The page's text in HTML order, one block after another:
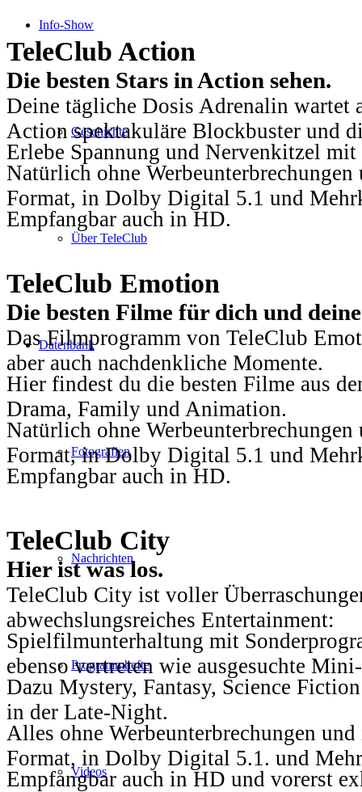
Info-Show
Geschichte
Über TeleClub
Datenbank
Fotografien
Nachrichten
Programmhefte
Videos
TeleClub Action
Die besten Stars in Action sehen.
Deine tägliche Dosis Adrenalin wartet
Action spektakuläre Blockbuster und
Erlebe Spannung und Nervenkitzel
Natürlich ohne
Format, in Dolby Digital 5.1 und
Empfangbar auch in HD.
TeleClub Emotion
Die besten Filme für dich und
Das Filmprogramm von TeleClub
aber auch nachdenkliche Momente.
Hier findest du die besten Filme aus
Drama, Family und Animation.
Natürlich ohne
Format, in Dolby Digital 5.1 und
Empfangbar auch in HD.
TeleClub City
Hier ist was los.
TeleClub City ist voller
abwechslungsreiches Entertainment:
Spielfilmunterhaltung mit
ebenso vertreten wie ausgesuchte
Dazu Mystery, Fantasy, Science
in der Late-Night.
Alles ohne Werbeunterbrechungen
Format, in Dolby Digital 5.1. und
Empfangbar auch in HD und vorerst